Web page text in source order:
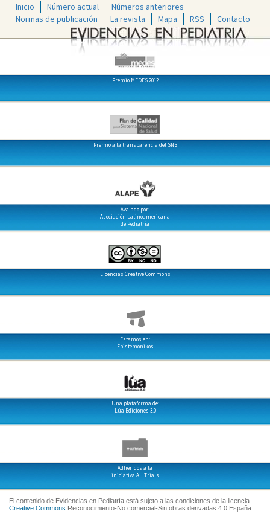
Inicio Número actual
Números anteriores
Normas de publicación
La revista Mapa RSS Contacto
Premio MEDES 2012
Premio a la transparencia del SNS
Avalado por:
Asociación Latinoamericana
de Pediatría
Licencias Creative Commons
Estamos en:
Epistemonikos
Una plataforma de:
Lúa Ediciones 3.0
Adheridos a la
iniciativa All Trials
El contenido de Evidencias en Pediatría está sujeto a las condiciones de la licencia
Creative Commons Reconocimiento-No comercial-Sin obras derivadas 4.0 España